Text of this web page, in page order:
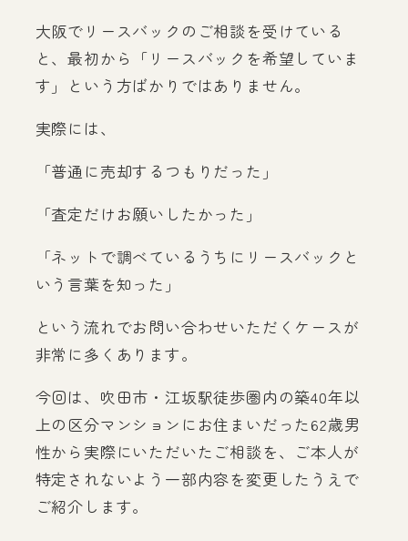
大阪でリースバックのご相談を受けている
と、最初から「リースバックを希望していま
す」という方ばかりではありません。
実際には、
「普通に売却するつもりだった」
「査定だけお願いしたかった」
「ネットで調べているうちにリースバックと
いう言葉を知った」
という流れでお問い合わせいただくケースが
非常に多くあります。
今回は、吹田市・江坂駅徒歩圏内の築40年以
上の区分マンションにお住まいだった62歳男
性から実際にいただいたご相談を、ご本人が
特定されないよう一部内容を変更したうえで
ご紹介します。